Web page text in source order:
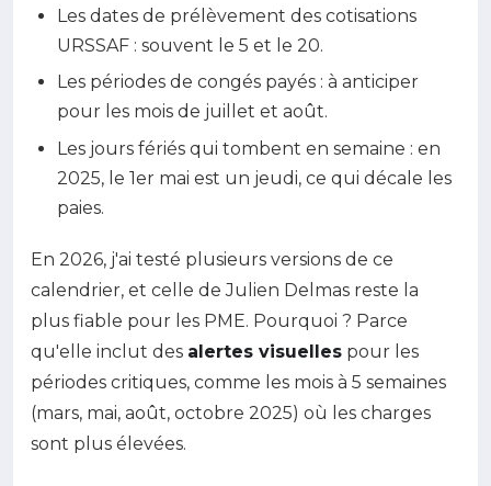
Les dates de prélèvement des cotisations
URSSAF : souvent le 5 et le 20.
Les périodes de congés payés : à anticiper
pour les mois de juillet et août.
Les jours fériés qui tombent en semaine : en
2025, le 1er mai est un jeudi, ce qui décale les
paies.
En 2026, j'ai testé plusieurs versions de ce
calendrier, et celle de Julien Delmas reste la
plus fiable pour les PME. Pourquoi ? Parce
qu'elle inclut des alertes visuelles pour les
périodes critiques, comme les mois à 5 semaines
(mars, mai, août, octobre 2025) où les charges
sont plus élevées.